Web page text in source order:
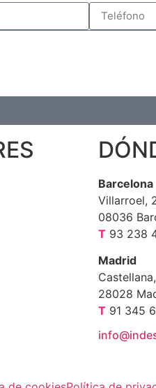
Barcelona
Villarroel,
08036
T93 238
Madrid
28028
T 91 345